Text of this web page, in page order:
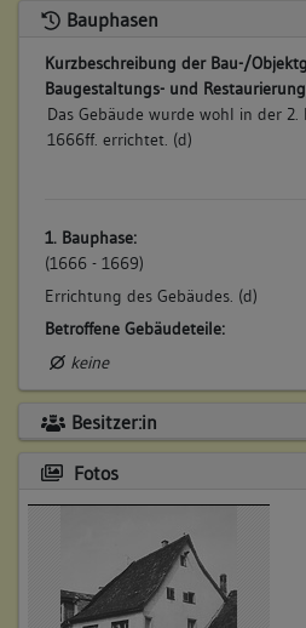
Bauphasen
Kurzbeschreibung der Bau-/
Baugestaltungs- und
Das Gebäude wurde wohl in der 2.
1666ff. errichtet. (d)
1. Bauphase:
(1666 - 1669)
Errichtung des Gebäudes. (d)
Betroffene Gebäudeteile:
keine
Besitzer:in
Fotos